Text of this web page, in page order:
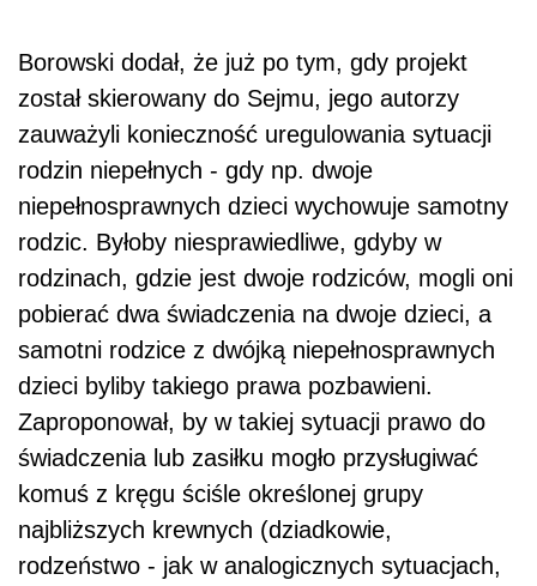
Borowski dodał, że już po tym, gdy projekt
został skierowany do Sejmu, jego autorzy
zauważyli konieczność uregulowania sytuacji
rodzin niepełnych - gdy np. dwoje
niepełnosprawnych dzieci wychowuje samotny
rodzic. Byłoby niesprawiedliwe, gdyby w
rodzinach, gdzie jest dwoje rodziców, mogli oni
pobierać dwa świadczenia na dwoje dzieci, a
samotni rodzice z dwójką niepełnosprawnych
dzieci byliby takiego prawa pozbawieni.
Zaproponował, by w takiej sytuacji prawo do
świadczenia lub zasiłku mogło przysługiwać
komuś z kręgu ściśle określonej grupy
najbliższych krewnych (dziadkowie,
rodzeństwo - jak w analogicznych sytuacjach,